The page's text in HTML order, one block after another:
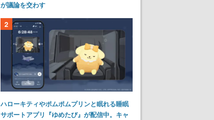
が議論を交わす
2
ハローキティやポムポムプリンと眠れる睡眠
サポートアプリ『ゆめたび』が配信中。キャ